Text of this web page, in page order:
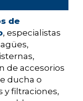
de
, especialistas
de accesorios
ducha o
y filtraciones,